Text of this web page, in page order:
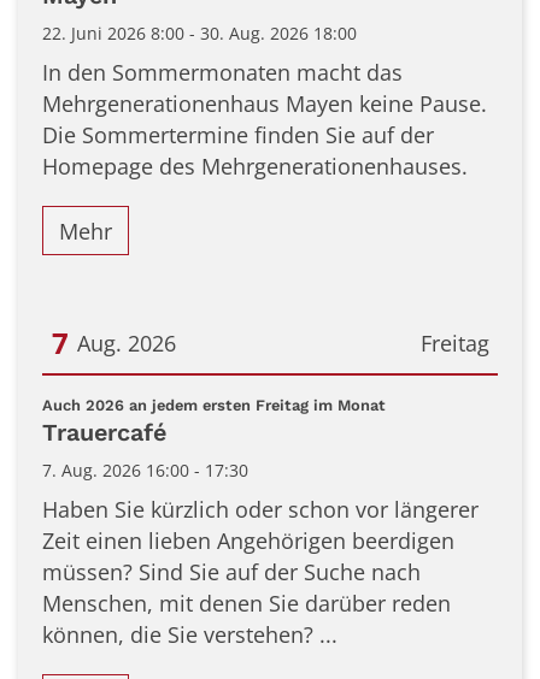
22. Juni 2026 8:00 - 30. Aug. 2026 18:00
In den Sommermonaten macht das
Mehrgenerationenhaus Mayen keine Pause.
Die Sommertermine finden Sie auf der
Homepage des Mehrgenerationenhauses.
Mehr
Freitag
7 Aug. 2026
Datum: 7. August 2026
Auch 2026 an jedem ersten Freitag im Monat:
Trauercafé
7. Aug. 2026 16:00 - 17:30
Haben Sie kürzlich oder schon vor längerer
Zeit einen lieben Angehörigen beerdigen
müssen? Sind Sie auf der Suche nach
Menschen, mit denen Sie darüber reden
können, die Sie verstehen? ...